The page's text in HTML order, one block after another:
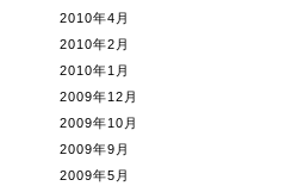
2010年4月
2010年2月
2010年1月
2009年12月
2009年10月
2009年9月
2009年5月